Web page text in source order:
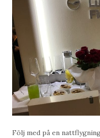
Följ med på en